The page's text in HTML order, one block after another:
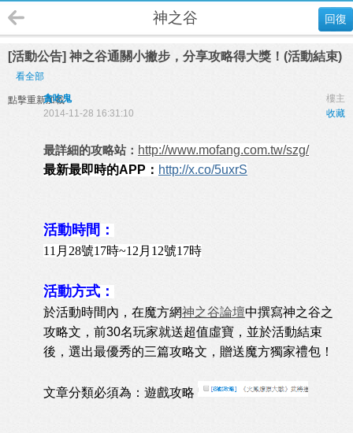
回復
神之谷
[活動公告] 神之谷通關小撇步，分享攻略得大獎！(活動結束)
看全部
點擊重新加載 樓主
貪吃鬼
收藏
2014-11-28 16:31:10
最詳細的攻略站： http://www.mofang.com.tw/szg/
最新最即時的APP： http://x.co/5uxrS
活動時間：
11月28號17時~12月12號17時
活動方式：
於活動時間內，在魔方網神之谷論壇中撰寫神之谷之
攻略文，前30名玩家就送超值虛寶，並於活動結束
後，選出最優秀的三篇攻略文，贈送魔方獨家禮包！
文章分類必須為：遊戲攻略